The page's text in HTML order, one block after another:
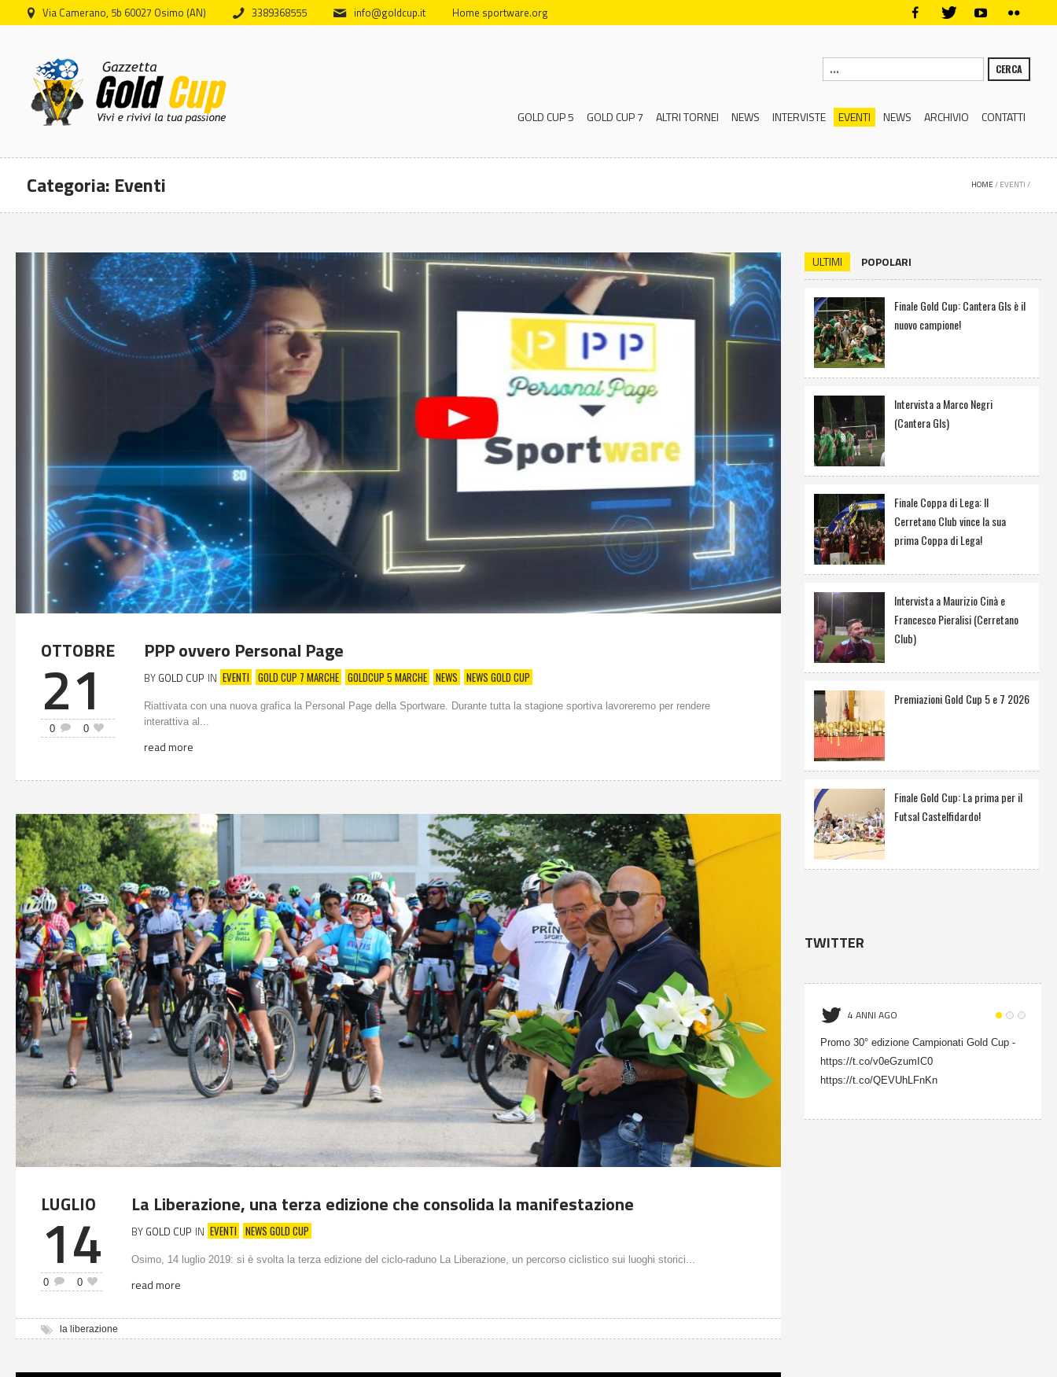
Via Camerano, 5b 60027 Osimo (AN) 3389368555 info@goldcup.it Home sportware.org
CERCA
GOLD CUP 5 GOLD CUP 7 ALTRI TORNEI NEWS INTERVISTE EVENTI NEWS ARCHIVIO CONTATTI
Categoria: Eventi HOME/ EVENTI /
OTTOBRE
21
0 0
PPP ovvero Personal Page
BY GOLD CUP IN EVENTI GOLD CUP 7 MARCHE GOLDCUP 5 MARCHE NEWS NEWS GOLD CUP
Riattivata con una nuova grafica la Personal Page della Sportware. Durante tutta la stagione sportiva lavoreremo per rendere
interattiva al...
read more
LUGLIO
14
0 0
La Liberazione, una terza edizione che consolida la manifestazione
BY GOLD CUP IN EVENTI NEWS GOLD CUP
Osimo, 14 luglio 2019: si è svolta la terza edizione del ciclo-raduno La Liberazione, un percorso ciclistico sui luoghi storici...
read more
la liberazione
ULTIMI POPOLARI
Finale Gold Cup: Cantera Gls è il
nuovo campione!
Intervista a Marco Negri
(Cantera Gls)
Finale Coppa di Lega: Il
Cerretano Club vince la sua
prima Coppa di Lega!
Intervista a Maurizio Cinà e
Francesco Pieralisi (Cerretano
Club)
Premiazioni Gold Cup 5 e 7 2026
Finale Gold Cup: La prima per il
Futsal Castelfidardo!
TWITTER
4 ANNI AGO
Promo 30° edizione Campionati Gold Cup -
https://t.co/v0eGzumIC0
https://t.co/QEVUhLFnKn